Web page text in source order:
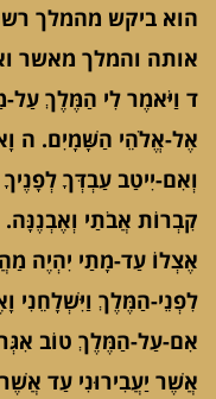
הוא ביקש מהמלך
אותה והמלך מאשר
ד וַיֹּאמֶר לִי הַמֶּלֶךְ
אֶל-אֱלֹהֵי הַשָּׁמָיִם. ה
וְאִם-יִיטַב עַבְדְּךָ
קִבְרוֹת אֲבֹתַי
אֶצְלוֹ עַד-מָתַי יִהְיֶה
לִפְנֵי-הַמֶּלֶךְ וַיִּשְׁלָחֵנִי
אִם-עַל-הַמֶּלֶךְ טוֹב
אֲשֶׁר יַעֲבִירוּנִי עַד